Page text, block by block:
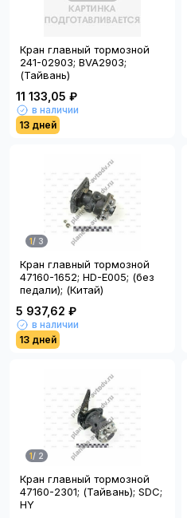
Кран главный тормозной
241-02903; BVA2903;
(Тайвань)
11 133,05 ₽
в наличии
13 дней
1/ 3
Кран главный тормозной
47160-1652; HD-E005; (без
педали); (Китай)
5 937,62 ₽
в наличии
13 дней
1/ 2
Кран главный тормозной
47160-2301; (Тайвань); SDC;
HY